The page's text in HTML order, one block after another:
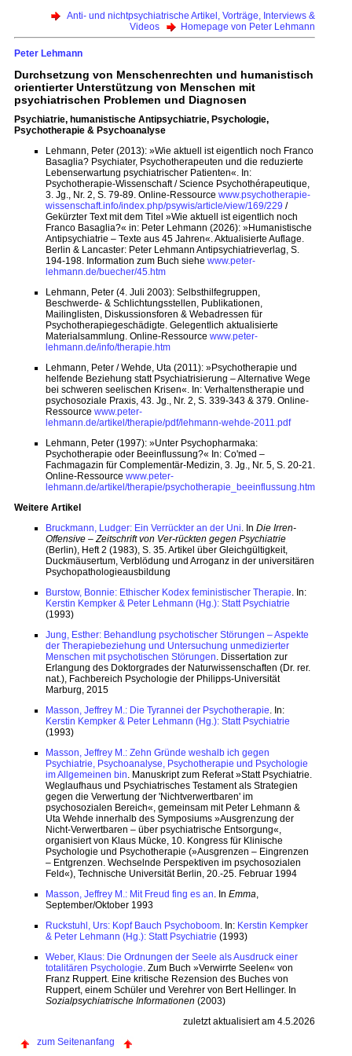
Anti- und nichtpsychiatrische Artikel, Vorträge, Interviews &
Videos
Homepage von Peter Lehmann
Peter Lehmann
Durchsetzung von Menschenrechten und humanistisch
orientierter Unterstützung von Menschen mit
psychiatrischen Problemen und Diagnosen
Psychiatrie, humanistische Antipsychiatrie, Psychologie,
Psychotherapie & Psychoanalyse
Lehmann, Peter (2013): »Wie aktuell ist eigentlich noch Franco
Basaglia? Psychiater, Psychotherapeuten und die reduzierte
Lebenserwartung psychiatrischer Patienten«. In:
Psychotherapie-Wissenschaft / Science Psychothérapeutique,
3. Jg., Nr. 2, S. 79-89. Online-Ressource www.psychotherapie-
wissenschaft.info/index.php/psywis/article/view/169/229 /
Gekürzter Text mit dem Titel »Wie aktuell ist eigentlich noch
Franco Basaglia?« in: Peter Lehmann (2026): »Humanistische
Antipsychiatrie – Texte aus 45 Jahren«. Aktualisierte Auflage.
Berlin & Lancaster: Peter Lehmann Antipsychiatrieverlag, S.
194-198. Information zum Buch siehe www.peter-
lehmann.de/buecher/45.htm
Lehmann, Peter (4. Juli 2003): Selbsthilfegruppen,
Beschwerde- & Schlichtungsstellen, Publikationen,
Mailinglisten, Diskussionsforen & Webadressen für
Psychotherapiegeschädigte. Gelegentlich aktualisierte
Materialsammlung. Online-Ressource www.peter-
lehmann.de/info/therapie.htm
Lehmann, Peter / Wehde, Uta (2011): »Psychotherapie und
helfende Beziehung statt Psychiatrisierung – Alternative Wege
bei schweren seelischen Krisen«. In: Verhaltenstherapie und
psychosoziale Praxis, 43. Jg., Nr. 2, S. 339-343 & 379. Online-
Ressource www.peter-
lehmann.de/artikel/therapie/pdf/lehmann-wehde-2011.pdf
Lehmann, Peter (1997): »Unter Psychopharmaka:
Psychotherapie oder Beeinflussung?« In: Co'med –
Fachmagazin für Complementär-Medizin, 3. Jg., Nr. 5, S. 20-21.
Online-Ressource www.peter-
lehmann.de/artikel/therapie/psychotherapie_beeinflussung.htm
Weitere Artikel
Bruckmann, Ludger: Ein Verrückter an der Uni. In Die Irren-
Offensive – Zeitschrift von Ver-rückten gegen Psychiatrie
(Berlin), Heft 2 (1983), S. 35. Artikel über Gleichgültigkeit,
Duckmäusertum, Verblödung und Arroganz in der universitären
Psychopathologieausbildung
Burstow, Bonnie: Ethischer Kodex feministischer Therapie. In:
Kerstin Kempker & Peter Lehmann (Hg.): Statt Psychiatrie
(1993)
Jung, Esther: Behandlung psychotischer Störungen – Aspekte
der Therapiebeziehung und Untersuchung unmedizierter
Menschen mit psychotischen Störungen. Dissertation zur
Erlangung des Doktorgrades der Naturwissenschaften (Dr. rer.
nat.), Fachbereich Psychologie der Philipps-Universität
Marburg, 2015
Masson, Jeffrey M.: Die Tyrannei der Psychotherapie. In:
Kerstin Kempker & Peter Lehmann (Hg.): Statt Psychiatrie
(1993)
Masson, Jeffrey M.: Zehn Gründe weshalb ich gegen
Psychiatrie, Psychoanalyse, Psychotherapie und Psychologie
im Allgemeinen bin. Manuskript zum Referat »Statt Psychiatrie.
Weglaufhaus und Psychiatrisches Testament als Strategien
gegen die Verwertung der 'Nichtverwertbaren' im
psychosozialen Bereich«, gemeinsam mit Peter Lehmann &
Uta Wehde innerhalb des Symposiums »Ausgrenzung der
Nicht-Verwertbaren – über psychiatrische Entsorgung«,
organisiert von Klaus Mücke, 10. Kongress für Klinische
Psychologie und Psychotherapie (»Ausgrenzen – Eingrenzen
– Entgrenzen. Wechselnde Perspektiven im psychosozialen
Feld«), Technische Universität Berlin, 20.-25. Februar 1994
Masson, Jeffrey M.: Mit Freud fing es an. In Emma,
September/Oktober 1993
Ruckstuhl, Urs: Kopf Bauch Psychoboom. In: Kerstin Kempker
& Peter Lehmann (Hg.): Statt Psychiatrie (1993)
Weber, Klaus: Die Ordnungen der Seele als Ausdruck einer
totalitären Psychologie. Zum Buch »Verwirrte Seelen« von
Franz Ruppert. Eine kritische Rezension des Buches von
Ruppert, einem Schüler und Verehrer von Bert Hellinger. In
Sozialpsychiatrische Informationen (2003)
zuletzt aktualisiert am 4.5.2026
zum Seitenanfang